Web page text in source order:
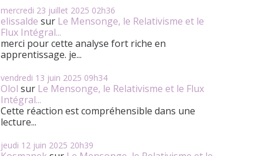
mercredi 23 juillet 2025 02h36
elissalde sur Le Mensonge, le Relativisme et le
Flux Intégral...
merci pour cette analyse fort riche en
apprentissage. je...
vendredi 13 juin 2025 09h34
Olol sur Le Mensonge, le Relativisme et le Flux
Intégral...
Cette réaction est compréhensible dans une
lecture...
jeudi 12 juin 2025 20h39